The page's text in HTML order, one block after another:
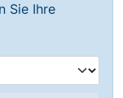
Sie Ihre